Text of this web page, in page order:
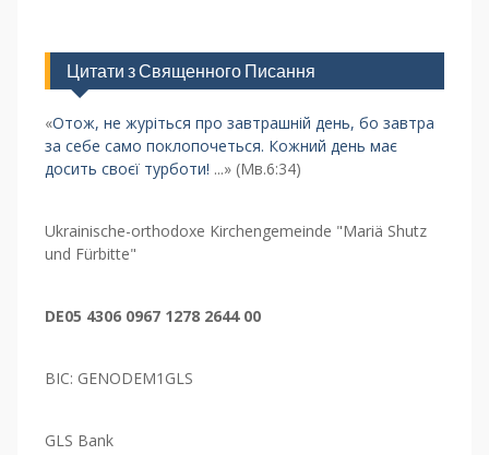
Цитати з Священного Писання
«Отож, не журіться про завтрашній день, бо завтра
за себе само поклопочеться. Кожний день має
досить своєї турботи! ...» (Мв.6:34)
Ukrainische-orthodoxe Kirchengemeinde "Mariä Shutz
und Fürbitte"
DE05 4306 0967 1278 2644 00
BIC: GENODEM1GLS
GLS Bank